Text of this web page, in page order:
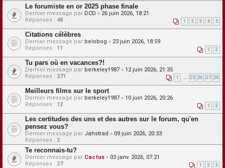
Le forumiste en or 2025 phase finale
Dernier message par DCD « 26 juin 2026, 18:21
Réponses : 48 1 2 3 4 5
Citations célèbres
Dernier message par belobog « 23 juin 2026, 18:59
Réponses : 11 1 2
Tu pars où en vacances?!
Dernier message par berkeley1987 « 12 juin 2026, 21:35
Réponses : 271 1 … 25 26 27 28
Meilleurs films sur le sport
Dernier message par berkeley1987 « 10 juin 2026, 20:26
Réponses : 12 1 2
Les certitudes des uns et des autres sur le forum, qu'en
pensez vous?
Dernier message par Jahstrad « 09 juin 2026, 20:33
Réponses : 3
Te reconnais-tu?
Dernier message par Cactus « 03 janv. 2026, 07:21
Réponses : 27 1 2 3